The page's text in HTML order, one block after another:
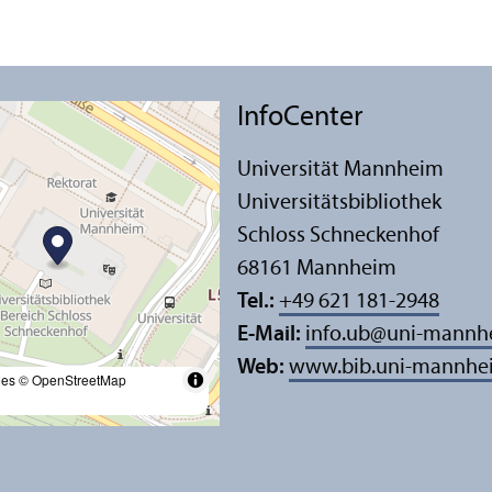
© OpenStreetMap
InfoCenter
Universität Mannheim
Universitäts­bibliothek
Schloss Schneckenhof
68161 Mannheim
Tel.: +49 621 181-2948
E-Mail: info.ub@uni-
Web: www.bib.uni-